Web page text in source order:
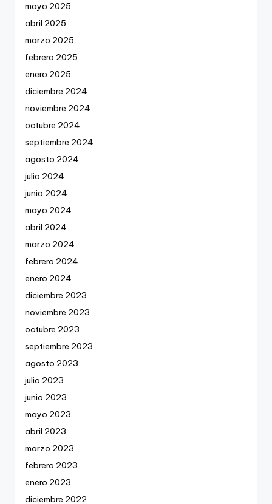
mayo 2025
abril 2025
marzo 2025
febrero 2025
enero 2025
diciembre 2024
noviembre 2024
octubre 2024
septiembre 2024
agosto 2024
julio 2024
junio 2024
mayo 2024
abril 2024
marzo 2024
febrero 2024
enero 2024
diciembre 2023
noviembre 2023
octubre 2023
septiembre 2023
agosto 2023
julio 2023
junio 2023
mayo 2023
abril 2023
marzo 2023
febrero 2023
enero 2023
diciembre 2022